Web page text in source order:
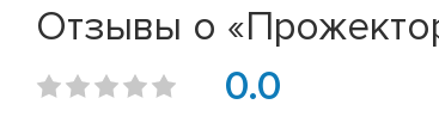
Отзывы о
0.0